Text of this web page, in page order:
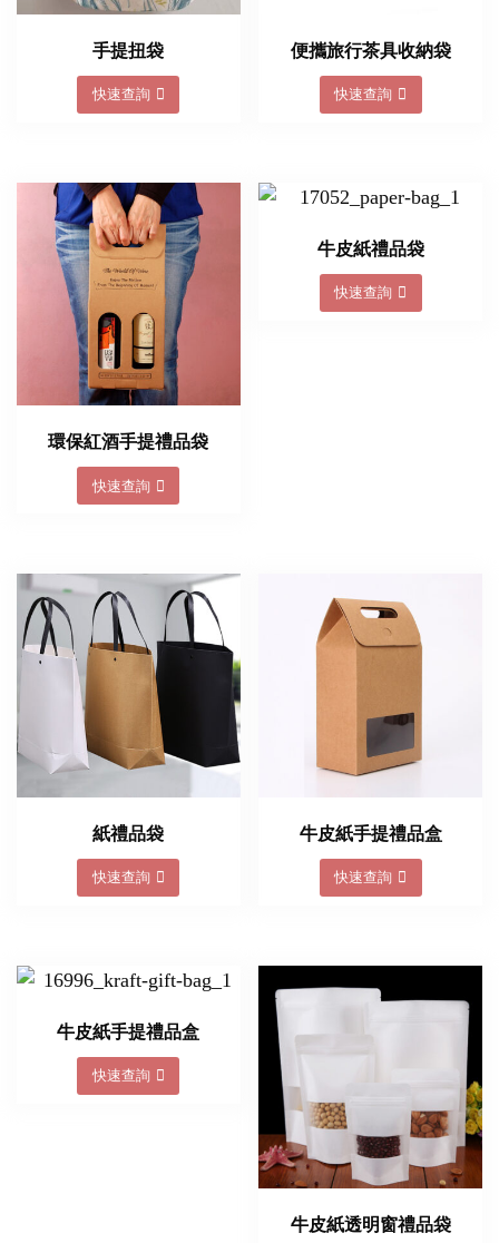
手提扭袋
快速查詢
便攜旅行茶具收納袋
快速查詢
環保紅酒手提禮品袋
快速查詢
牛皮紙禮品袋
快速查詢
紙禮品袋
快速查詢
牛皮紙手提禮品盒
快速查詢
牛皮紙手提禮品盒
快速查詢
牛皮紙透明窗禮品袋